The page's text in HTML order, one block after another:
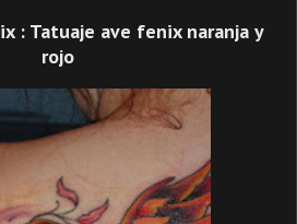
: Tatuaje ave fenix naranja y
rojo